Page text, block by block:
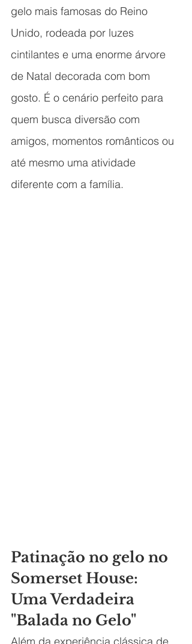
gelo mais famosas do Reino
Unido, rodeada por luzes
cintilantes e uma enorme árvore
de Natal decorada com bom
gosto. É o cenário perfeito para
quem busca diversão com
amigos, momentos românticos ou
até mesmo uma atividade
diferente com a família.
Patinação no gelo no
Somerset House:
Uma Verdadeira
"Balada no Gelo"